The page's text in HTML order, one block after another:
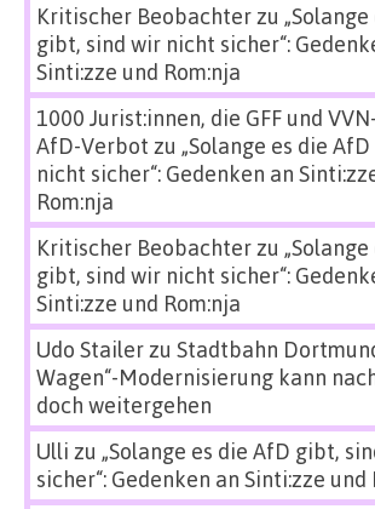
Kritischer Beobachterzu
gibt, sind wir nicht sicher“:
Sinti:zze und Rom:nja
1000 Jurist:innen, die GFF und
AfD-Verbot zu „Solange es die
nicht sicher“: Gedenken an
Rom:nja
Kritischer Beobachterzu
gibt, sind wir nicht sicher“:
Sinti:zze und Rom:nja
Udo Stailerzu Stadtbahn
Wagen“-Modernisierung kann
doch weitergehen
Ulli zu „Solange es die AfD gibt,
sicher“: Gedenken an Sinti:zze und